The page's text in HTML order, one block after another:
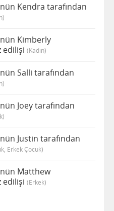
Kendra tarafından
Kimberly
edilişi (kadın)
Salli tarafından
Joey tarafından
Justin tarafından
Erkek Çocuk)
Matthew
edilişi (erkek)